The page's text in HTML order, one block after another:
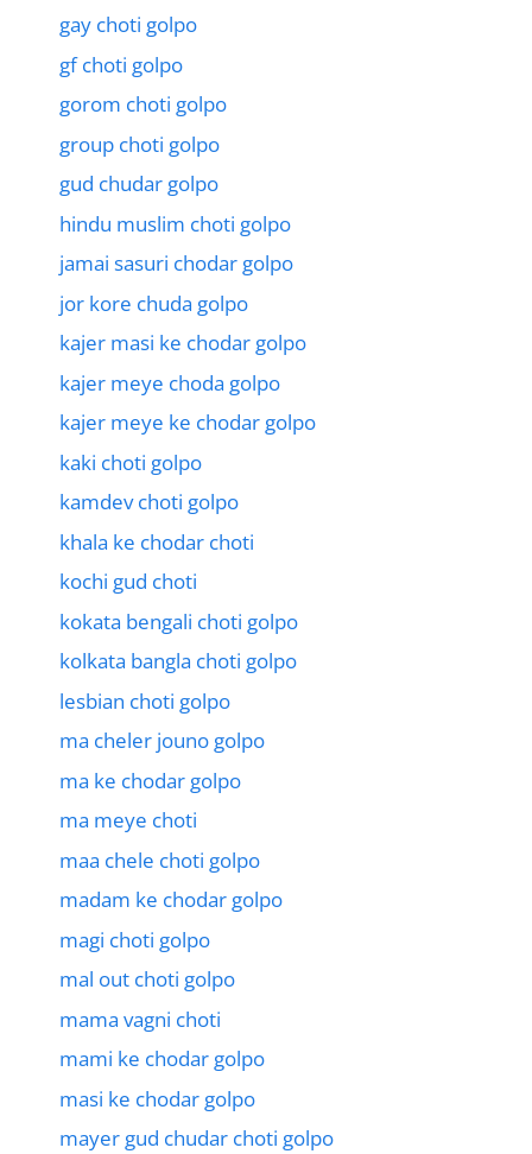
gay choti golpo
gf choti golpo
gorom choti golpo
group choti golpo
gud chudar golpo
hindu muslim choti golpo
jamai sasuri chodar golpo
jor kore chuda golpo
kajer masi ke chodar golpo
kajer meye choda golpo
kajer meye ke chodar golpo
kaki choti golpo
kamdev choti golpo
khala ke chodar choti
kochi gud choti
kokata bengali choti golpo
kolkata bangla choti golpo
lesbian choti golpo
ma cheler jouno golpo
ma ke chodar golpo
ma meye choti
maa chele choti golpo
madam ke chodar golpo
magi choti golpo
mal out choti golpo
mama vagni choti
mami ke chodar golpo
masi ke chodar golpo
mayer gud chudar choti golpo